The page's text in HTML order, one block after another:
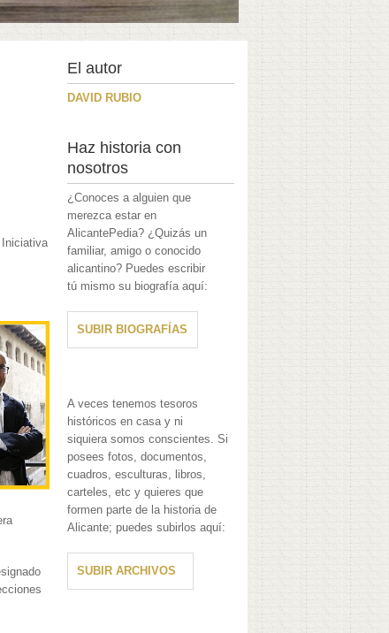
Iniciativa
El autor
DAVID RUBIO
Haz historia con
nosotros
¿Conoces a alguien que
merezca estar en
AlicantePedia? ¿Quizás un
familiar, amigo o conocido
alicantino? Puedes escribir
tú mismo su biografía aquí:
SUBIR BIOGRAFÍAS
A veces tenemos tesoros
históricos en casa y ni
siquiera somos conscientes. Si
posees fotos, documentos,
cuadros, esculturas, libros,
carteles, etc y quieres que
formen parte de la historia de
Alicante; puedes subirlos aquí:
SUBIR ARCHIVOS